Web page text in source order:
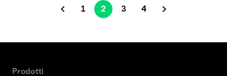
1 2 3 4
Prodotti